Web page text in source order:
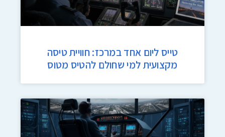
טייס ליום אחד במרכז: חוויית טיסה
מקצועית למי שחולם להטיס מטוס